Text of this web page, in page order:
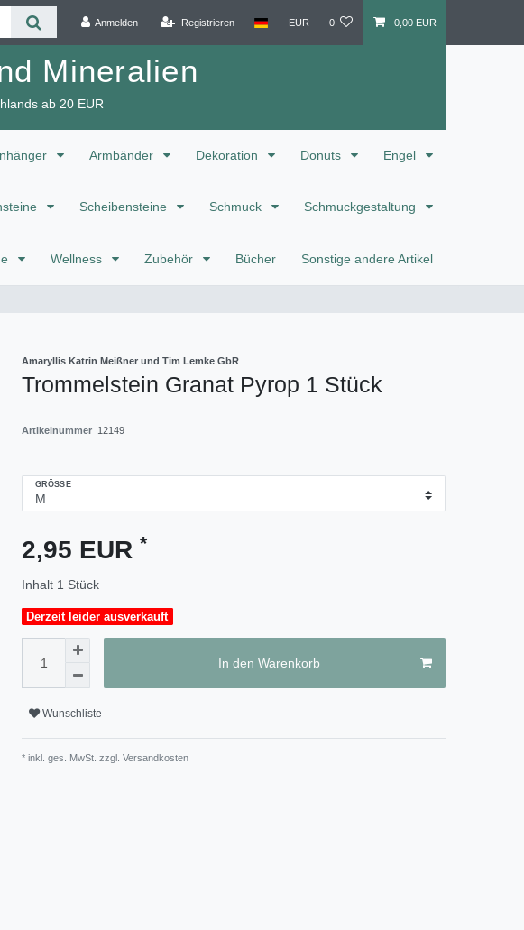
Anmelden Registrieren EUR 0 0,00 EUR
Mineralien
ab 20 EUR
Armbänder Dekoration Donuts Engel
Scheibensteine Schmuck Schmuckgestaltung
Wellness Zubehör Bücher Sonstige andere Artikel
Amaryllis Katrin Meißner und Tim Lemke GbR
Trommelstein Granat Pyrop 1 Stück
Artikelnummer 12149
GRÖSSE
2,95 EUR *
Inhalt 1 Stück
Derzeit leider ausverkauft
In den Warenkorb
Wunschliste
* inkl. ges. MwSt. zzgl. Versandkosten